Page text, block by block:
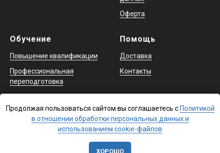
Оферта
Обучение
Повышение квалификации
Профессиональная
переподготовка
в ЕИСОТ
Помощь
Доставка
Контакты
Продолжая пользоваться сайтом вы соглашаетесь с Политикой
в отношении обработки персональных данных и
использованием cookie-файлов
ХОРОШО